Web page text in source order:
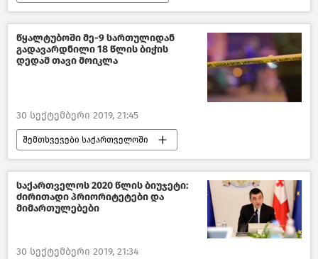
ახალი ამბები შემთხვევები
საქართველო
წყალტუბოში მე-9 სართულიდან
გადავარდნილი 18 წლის ბიჭის
დედამ თავი მოიკლა
30 სექტემბერი 2019, 21:45
შემთხვევები საქართველოში
ახალი ამბები შემთხვევები
საქართველო
საქართველოს 2020 წლის ბიუჯეტი:
ძირითადი პრიორიტეტები და
მიმართულებები
30 სექტემბერი 2019, 21:34